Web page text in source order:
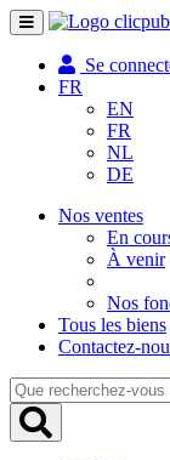
Toggle
navigation
Se
FR
EN
FR
NL
DE
Nos ventes
En
À venir
Nos
Tous les biens
Contactez-
Que
recherchez-
vous